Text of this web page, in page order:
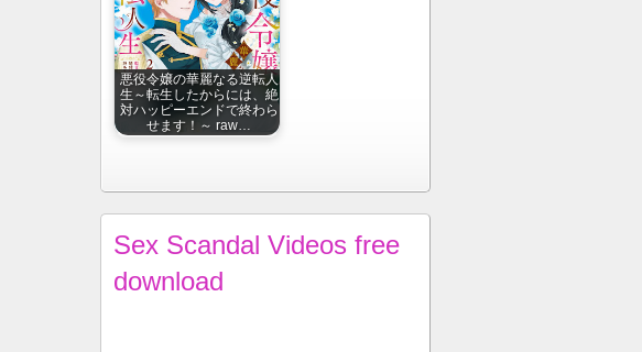
悪役令嬢の華麗なる逆転人
生～転生したからには、絶
対ハッピーエンドで終わら
せます！～ raw…
Sex Scandal Videos free
download